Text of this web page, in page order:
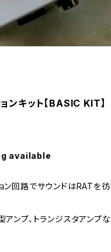
ンキット【BASIC KIT】
available
ン回路でサウンドはRATを
ンプ、トランジスタアンプ